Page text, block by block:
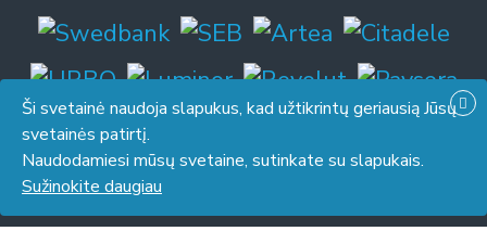
© 2026 UAB "Piresta". Be UAB "Piresta" sutikimo draudžiama kopijuoti
ir platinti svetainėje esančią informaciją.
Ši svetainė naudoja slapukus, kad užtikrintų geriausią Jūsų
svetainės patirtį.
Naudodamiesi mūsų svetaine, sutinkate su slapukais.
Sužinokite daugiau